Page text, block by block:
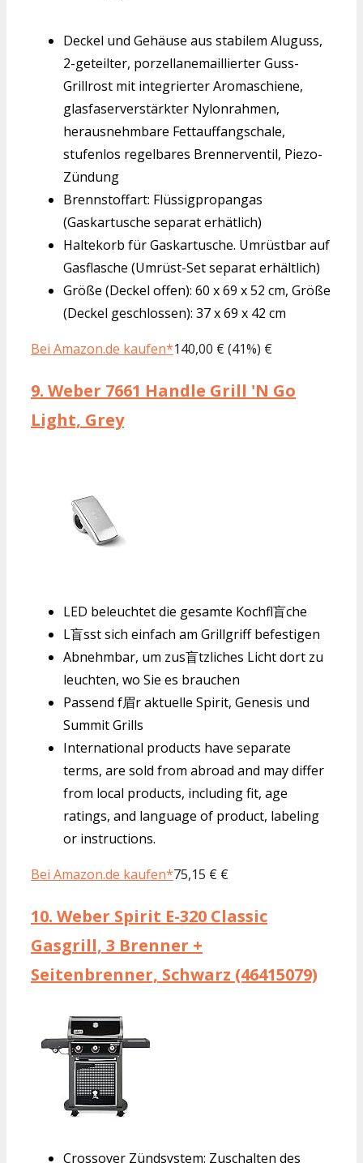
Deckel und Gehäuse aus stabilem Aluguss,
2-geteilter, porzellanemaillierter Guss-
Grillrost mit integrierter Aromaschiene,
glasfaserverstärkter Nylonrahmen,
herausnehmbare Fettauffangschale,
stufenlos regelbares Brennerventil, Piezo-
Zündung
Brennstoffart: Flüssigpropangas
(Gaskartusche separat erhätlich)
Haltekorb für Gaskartusche. Umrüstbar auf
Gasflasche (Umrüst-Set separat erhältlich)
Größe (Deckel offen): 60 x 69 x 52 cm, Größe
(Deckel geschlossen): 37 x 69 x 42 cm
Bei Amazon.de kaufen*140,00 € (41%) €
9. Weber 7661 Handle Grill 'N Go
Light, Grey
LED beleuchtet die gesamte Kochfl盲che
L盲sst sich einfach am Grillgriff befestigen
Abnehmbar, um zus盲tzliches Licht dort zu
leuchten, wo Sie es brauchen
Passend f眉r aktuelle Spirit, Genesis und
Summit Grills
International products have separate
terms, are sold from abroad and may differ
from local products, including fit, age
ratings, and language of product, labeling
or instructions.
Bei Amazon.de kaufen*75,15 € €
10. Weber Spirit E-320 Classic
Gasgrill, 3 Brenner +
Seitenbrenner, Schwarz (46415079)
Crossover Zündsystem: Zuschalten des